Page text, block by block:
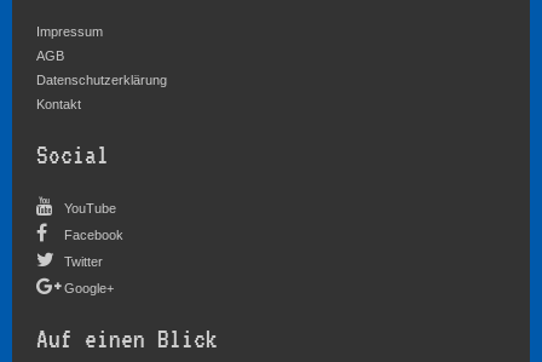
Impressum
AGB
Datenschutzerklärung
Kontakt
Social
YouTube
Facebook
Twitter
Google+
Auf einen Blick